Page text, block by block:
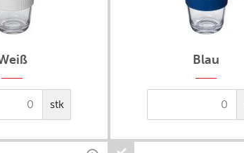
stk
Blau